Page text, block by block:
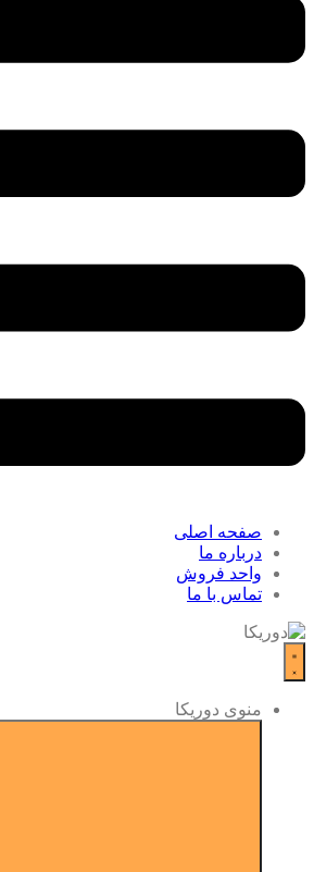
صفحه اصلی
درباره ما
واحد فروش
تماس با ما
منوی دوریکا